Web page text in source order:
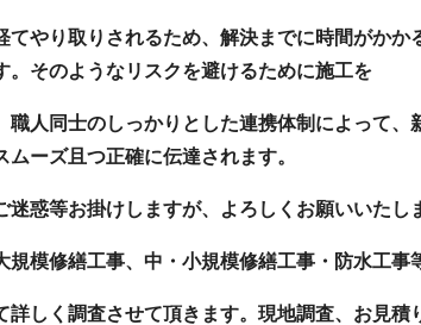
てやり取りされるため、解決までに時間がかか
。そのようなリスクを避けるために施工を
職人同士のしっかりとした連携体制によって、
ーズ且つ正確に伝達されます。
迷惑等お掛けしますが、よろしくお願いいたし
修繕工事、中・小規模修繕工事・防水
詳しく調査させて頂きます。現地調査、お見積